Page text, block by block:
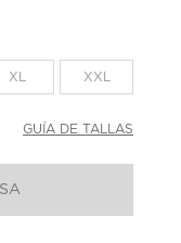
XL XXL
GUÍA DE TALLAS